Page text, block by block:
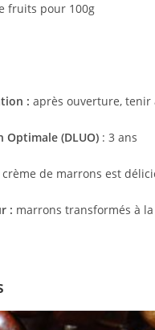
fruits pour 100g
: après ouverture,
Optimale (DLUO) : 3 ans
crème de marrons est
: marrons transformés à la